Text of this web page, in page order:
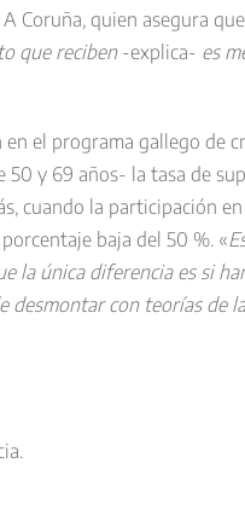
Coruña, quien asegura
que reciben-explica- es
el programa gallego de
y 69 años- la tasa de
cuando la participación
baja del 50 %. «
la única diferencia es si
desmontar con teorías de